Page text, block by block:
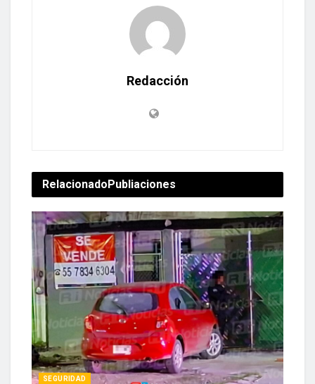
Redacción
Relacionado Publiaciones
SEGURIDAD